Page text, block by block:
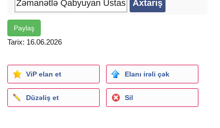
#Qabyuyan #Qabyuyan Ustasi
Ustasi#Qabyuyan Ustasi#
Zəmanətlə#Zəmanətlə#Zəmanətlə#Qabyuyan #Qabyuyan
Paylaş
Tarix: 16.06.2026
ViP elan et Elanı irəli çək
Düzəliş et Sil